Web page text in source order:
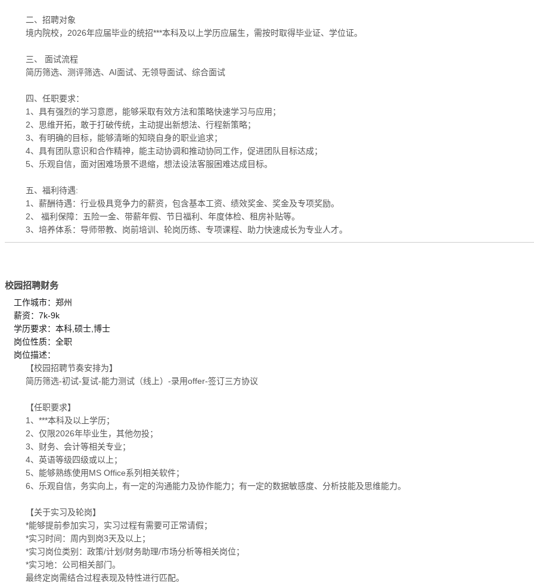
二、招聘对象
境内院校，2026年应届毕业的统招***本科及以上学历应届生，需按时取得毕业证、学位证。
三、 面试流程
简历筛选、测评筛选、AI面试、无领导面试、综合面试
四、任职要求：
1、具有强烈的学习意愿，能够采取有效方法和策略快速学习与应用；
2、思维开拓，敢于打破传统，主动提出新想法、行程新策略；
3、有明确的目标，能够清晰的知晓自身的职业追求；
4、具有团队意识和合作精神，能主动协调和推动协同工作，促进团队目标达成；
5、乐观自信，面对困难场景不退缩，想法设法客服困难达成目标。
五、福利待遇:
1、薪酬待遇：行业极具竞争力的薪资，包含基本工资、绩效奖金、奖金及专项奖励。
2、 福利保障：五险一金、带薪年假、节日福利、年度体检、租房补贴等。
3、培养体系：导师带教、岗前培训、轮岗历练、专项课程、助力快速成长为专业人才。
校园招聘财务
工作城市：郑州
薪资：7k-9k
学历要求：本科,硕士,博士
岗位性质：全职
岗位描述：
【校园招聘节奏安排为】
简历筛选-初试-复试-能力测试（线上）-录用offer-签订三方协议
【任职要求】
1、***本科及以上学历；
2、仅限2026年毕业生，其他勿投；
3、财务、会计等相关专业；
4、英语等级四级或以上；
5、能够熟练使用MS Office系列相关软件；
6、乐观自信，务实向上，有一定的沟通能力及协作能力；有一定的数据敏感度、分析技能及思维能力。
【关于实习及轮岗】
*能够提前参加实习，实习过程有需要可正常请假；
*实习时间：周内到岗3天及以上；
*实习岗位类别：政策/计划/财务助理/市场分析等相关岗位；
*实习地：公司相关部门。
最终定岗需结合过程表现及特性进行匹配。